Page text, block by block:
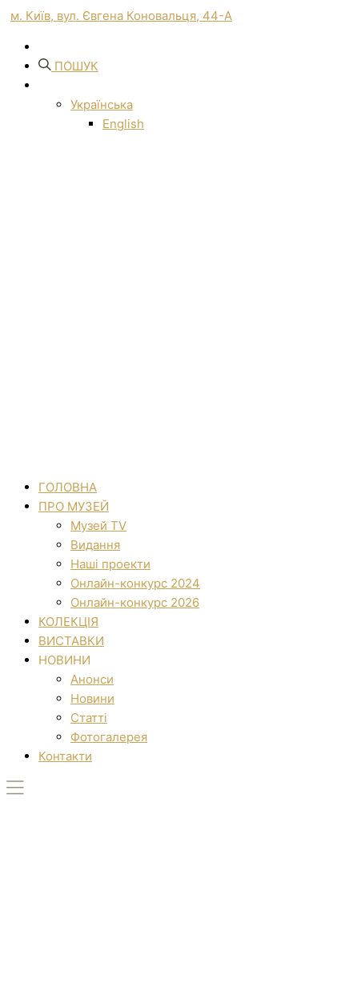
м. Київ, вул. Євгена Коновальця, 44-А
ПОШУК
Українська
English
ГОЛОВНА
ПРО МУЗЕЙ
Музей TV
Видання
Наші проекти
Онлайн-конкурс 2024
Онлайн-конкурс 2026
КОЛЕКЦІЯ
ВИСТАВКИ
НОВИНИ
Анонси
Новини
Статті
Фотогалерея
Контакти